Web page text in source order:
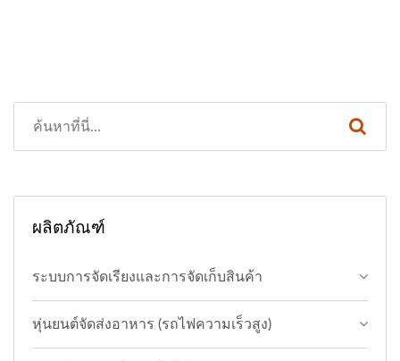
ผลิตภัณฑ์
ระบบการจัดเรียงและการจัดเก็บสินค้า
หุ่นยนต์จัดส่งอาหาร (รถไฟความเร็วสูง)